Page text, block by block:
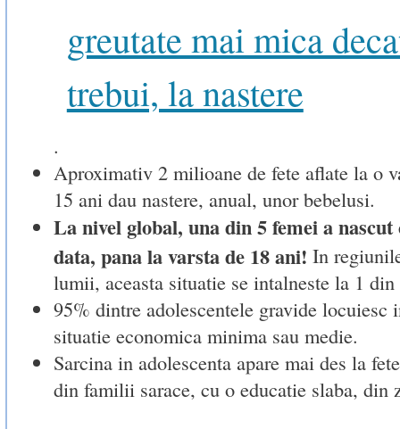
greutate mai mica
trebui, la nastere
.
Aproximativ 2 milioane de fete aflate la o
15 ani dau nastere, anual, unor bebelusi.
La nivel global, una din 5 femei a
data, pana la varsta de 18 ani! In
lumii, aceasta situatie se intalneste la 1 din
95% dintre adolescentele gravide locuiesc
situatie economica minima sau medie.
Sarcina in adolescenta apare mai des la
din familii sarace, cu o educatie slaba, din